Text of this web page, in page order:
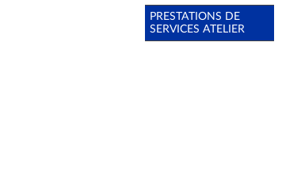
PRESTATIONS DE
SERVICES ATELIER